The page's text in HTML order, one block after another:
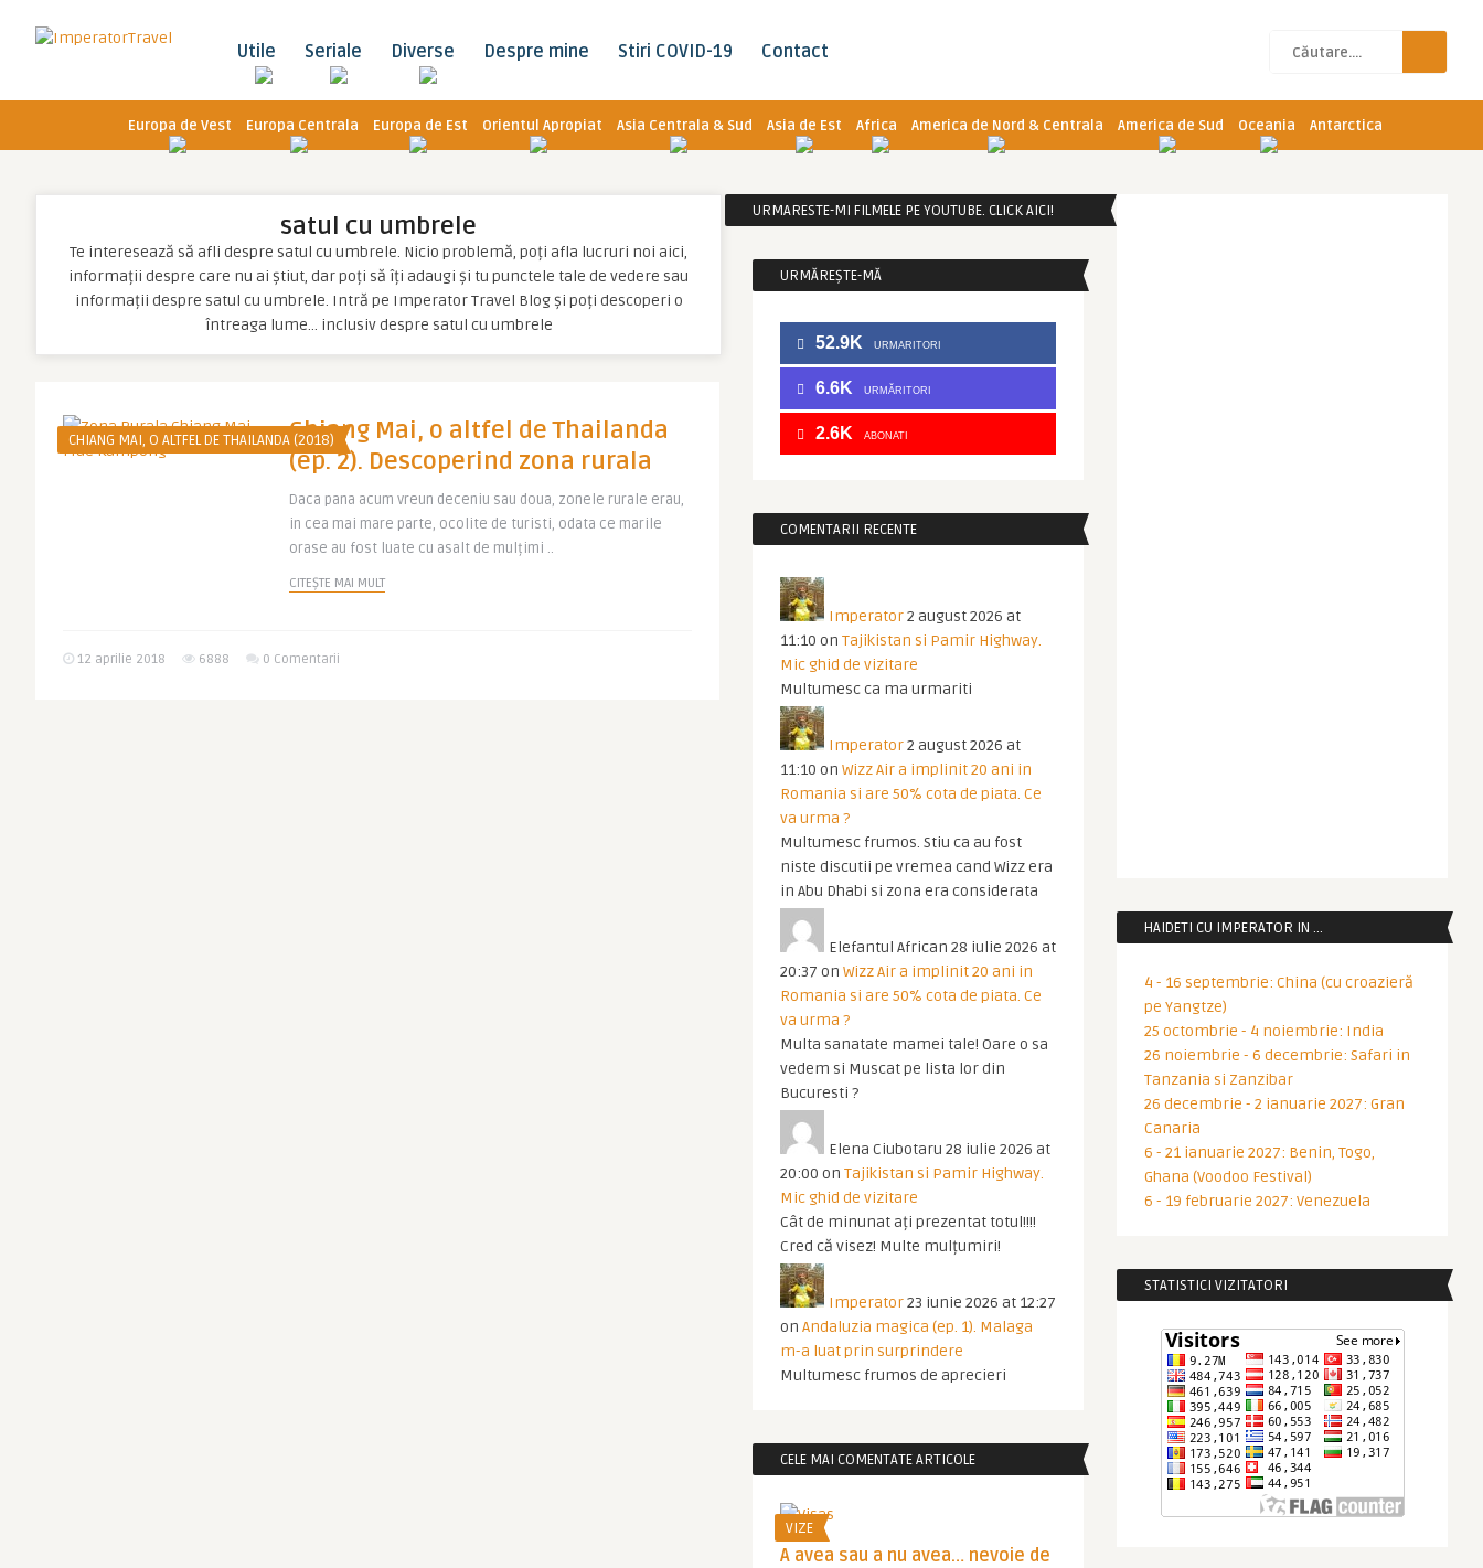
Utile Seriale Diverse Despre mine Stiri COVID-19 Contact
Europa de Vest Europa Centrala Europa de Est Orientul Apropiat Asia Centrala & Sud Asia de Est Africa America de Nord & Centrala America de Sud Oceania Antarctica
satul cu umbrele
Te interesează să afli despre satul cu umbrele. Nicio problemă, poți afla lucruri noi aici,
informații despre care nu ai știut, dar poți să îți adaugi și tu punctele tale de vedere sau
informații despre satul cu umbrele. Intră pe Imperator Travel Blog și poți descoperi o
întreaga lume… inclusiv despre satul cu umbrele
CHIANG MAI, O ALTFEL DE THAILANDA (2018)Chiang Mai, o altfel de Thailanda
(ep. 2). Descoperind zona rurala
Daca pana acum vreun deceniu sau doua, zonele rurale erau,
in cea mai mare parte, ocolite de turisti, odata ce marile
orase au fost luate cu asalt de mulțimi ..
CITEȘTE MAI MULT
12 aprilie 2018 6888 0 Comentarii
URMARESTE-MI FILMELE PE YOUTUBE. CLICK AICI!
URMĂREȘTE-MĂ
52.9K URMARITORI
6.6K URMĂRITORI
2.6K ABONATI
COMENTARII RECENTE
Imperator2 august 2026 at
11:10 on Tajikistan si Pamir Highway.
Mic ghid de vizitare
Multumesc ca ma urmariti
Imperator2 august 2026 at
11:10 on Wizz Air a implinit 20 ani in
Romania si are 50% cota de piata. Ce
va urma ?
Multumesc frumos. Stiu ca au fost
niste discutii pe vremea cand Wizz era
in Abu Dhabi si zona era considerata
Elefantul African 28 iulie 2026 at
20:37 on Wizz Air a implinit 20 ani in
Romania si are 50% cota de piata. Ce
va urma ?
Multa sanatate mamei tale! Oare o sa
vedem si Muscat pe lista lor din
Bucuresti ?
Elena Ciubotaru 28 iulie 2026 at
20:00 on Tajikistan si Pamir Highway.
Mic ghid de vizitare
Cât de minunat ați prezentat totul!!!!
Cred că visez! Multe mulțumiri!
Imperator23 iunie 2026 at 12:27
on Andaluzia magica (ep. 1). Malaga
m-a luat prin surprindere
Multumesc frumos de aprecieri
CELE MAI COMENTATE ARTICOLE
VIZE
A avea sau a nu avea… nevoie de
HAIDETI CU IMPERATOR IN …
4 - 16 septembrie: China (cu croazieră
pe Yangtze)
25 octombrie - 4 noiembrie: India
26 noiembrie - 6 decembrie: Safari in
Tanzania si Zanzibar
26 decembrie - 2 ianuarie 2027: Gran
Canaria
6 - 21 ianuarie 2027: Benin, Togo,
Ghana (Voodoo Festival)
6 - 19 februarie 2027: Venezuela
STATISTICI VIZITATORI